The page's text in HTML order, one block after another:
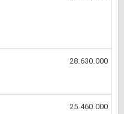
28.630.000
25.460.000